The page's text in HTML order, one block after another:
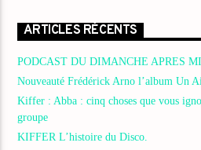
ARTICLES RÉCENTS
PODCAST DU DIMANCHE APRES
Nouveauté Frédérick Arno l’album Un
Kiffer : Abba : cinq choses que vous
groupe
KIFFER L’histoire du Disco.